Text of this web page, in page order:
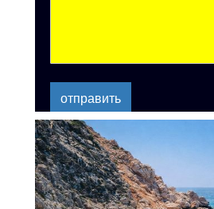
отправить
Экскурсия на
Сулуада из